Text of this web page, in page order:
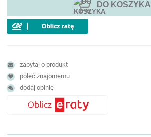
DO KOSZYKA
zapytaj o produkt
poleć znajomemu
dodaj opinię